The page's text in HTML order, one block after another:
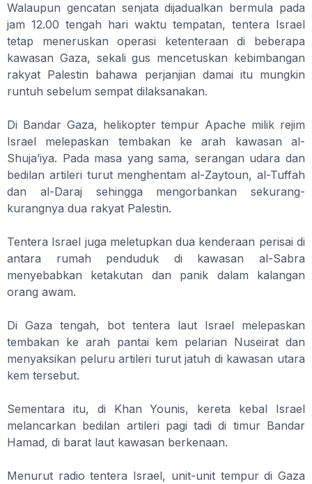
Walaupun gencatan senjata dijadualkan bermula pada
jam 12.00 tengah hari waktu tempatan, tentera Israel
tetap meneruskan operasi ketenteraan di beberapa
kawasan Gaza, sekali gus mencetuskan kebimbangan
rakyat Palestin bahawa perjanjian damai itu mungkin
runtuh sebelum sempat dilaksanakan.
Di Bandar Gaza, helikopter tempur Apache milik rejim
Israel melepaskan tembakan ke arah kawasan al-
Shuja’iya. Pada masa yang sama, serangan udara dan
bedilan artileri turut menghentam al-Zaytoun, al-Tuffah
dan al-Daraj sehingga mengorbankan sekurang-
kurangnya dua rakyat Palestin.
Tentera Israel juga meletupkan dua kenderaan perisai di
antara rumah penduduk di kawasan al-Sabra
menyebabkan ketakutan dan panik dalam kalangan
orang awam.
Di Gaza tengah, bot tentera laut Israel melepaskan
tembakan ke arah pantai kem pelarian Nuseirat dan
menyaksikan peluru artileri turut jatuh di kawasan utara
kem tersebut.
Sementara itu, di Khan Younis, kereta kebal Israel
melancarkan bedilan artileri pagi tadi di timur Bandar
Hamad, di barat laut kawasan berkenaan.
Menurut radio tentera Israel, unit-unit tempur di Gaza